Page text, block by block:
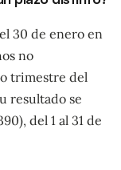
30 de enero en
no
trimestre del
resultado se
del 1 al 31 de